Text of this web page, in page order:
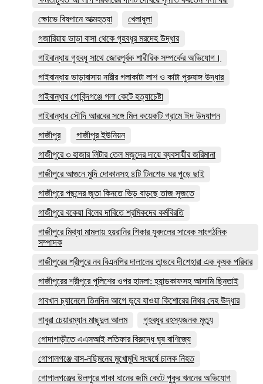
ক্ষোভে বিষপানে আত্মহত্যা
খেলাধুলা
গজারিয়ায় ভাড়া বাসা থেকে গৃহবধূর মরদেহ উদ্ধার
গাইবান্ধায় গৃহবধূ সাথে জোরপূর্বক শারীরিক সম্পর্কের অভিযোগ।
গাইবান্ধায় ভাড়াবাসায় নারীর গলাকাটা লাশ ও কাটা পুরুষাঙ্গ উদ্ধার
গাইবান্ধার গোবিন্দগঞ্জে গলা কেটে হত্যাচেষ্টা
গাইবান্ধার সৌদি আরবের সঙ্গে মিল কয়েকটি গ্রামে ঈদ উদযাপন
গাজীপুর
গাজীপুর ইউনিয়ন
গাজীপুরে ৩ হাজার লিটার তেল মজুদের দায়ে ব্যবসায়ীর জরিমানা
গাজীপুরে আগুনে মুদি দোকানসহ ৪টি টিনশেড ঘর পুড়ে ছাই
গাজীপুরে পছন্দের জুতা কিনতে ভিড় বাড়ছে তাজ সুজতে
গাজীপুরে বকেয়া বিলের দাবিতে শ্রমিকদের কর্মবিরতি
গাজীপুরে মিথ্যা মামলায় হয়রানির শিকার যুবদলের সাবেক সাংগঠনিক
সম্পাদক
গাজীপুরের শ্রীপুরে নব বিএনপির দালালের তান্ডবে দীশেহারা এক কৃষক পরিবার
গাজীপুরের শ্রীপুরে পুলিশের ওপর হামলা: হ্যান্ডকাফসহ আসামি ছিনতাই
গাবখান চ্যানেলে তিনদিন আগে ডুবে যাওয়া কিশোরের নিথর দেহ উদ্ধার
গাবুরা চেয়ারম্যান মাছুদুল আলম
গৃহবধূর রহস্যজনক মৃত্যু
গোদাগাড়ীতে এএসআই লতিফার বিরুদ্ধে ঘুষ বাণিজ্যে
গোপালগঞ্জে বাস-নছিমনের মুখোমুখি সংঘর্ষে চালক নিহত
গোপালগঞ্জের উলপুরে পাকা ধানের জমি কেটে পুকুর খননের অভিযোগ